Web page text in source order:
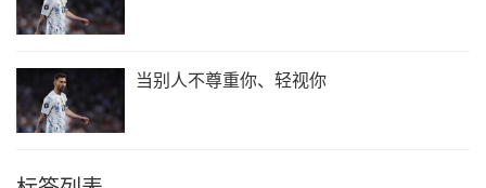
当别人不尊重你、轻视你